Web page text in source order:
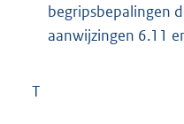
begripsbepalingen
aanwijzingen 6.11
T